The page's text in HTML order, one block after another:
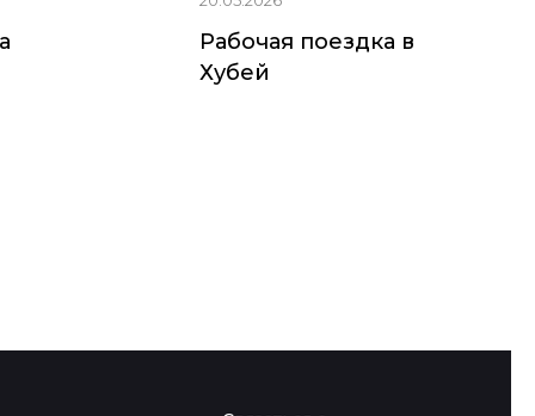
Рабочая поездка в
Хубей